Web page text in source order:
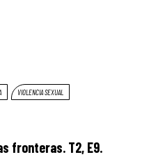
VIOLENCIA SEXUAL
fronteras. T2, E9.